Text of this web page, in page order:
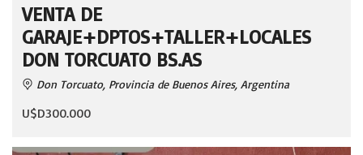
VENTA DE
GARAJE+DPTOS+TALLER+LOCALES
DON TORCUATO BS.AS
Don Torcuato, Provincia de Buenos Aires, Argentina
U$D300.000